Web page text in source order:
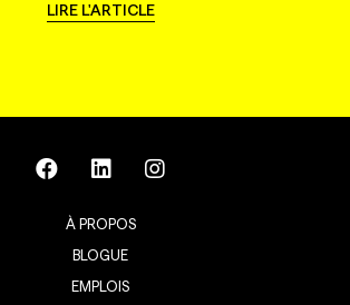
LIRE L'ARTICLE
À PROPOS
BLOGUE
EMPLOIS